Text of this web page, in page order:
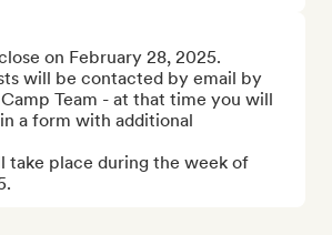
on February 28, 2025.
will be contacted by email by
Team - at that time you will
a form with additional
take place during the week of